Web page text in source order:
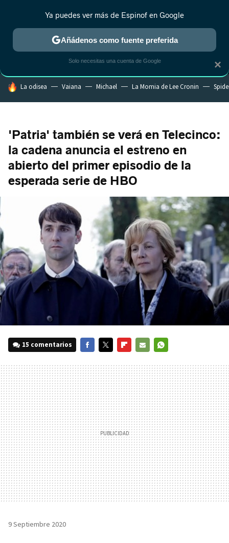
MENÚ NUEVO
ESTRENOS REALITY ANIME RANKINGS CINE
HOY SE HABLA DE
La odisea Vaiana Michael La Momia de Lee Cronin
'Patria' también se verá en Telecinco:
la cadena anuncia el estreno en
abierto del primer episodio de la
esperada serie de HBO
15 comentarios
MAIL
9 Septiembre 2020
×
Ya puedes ver más de Espinof en Google
Añádenos como fuente preferida
Solo necesitas una cuenta de Google